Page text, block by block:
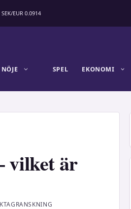
EUR 0.0914
NÖJE SPEL EKONOMI
vilket är